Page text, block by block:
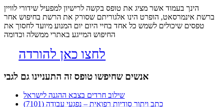
הינך בעמוד אשר מציג את טופס בקשה לרישיון למפעיל שידורי לוויין
ברשת אינמרסאט, הופרט הינו אלגוריתם שסורק את הרשת בחיפוש אחר
טפסים שיכולים לשמש כל אחד בחיי היום יום המנוע מיועד לחסוך את
החיפוש המייגע באתרי ממשלה וכדומה
לחצו כאן להורדה
אנשים שחיפשו טופס זה התעניינו גם לגבי
שילוב חרדים בצבא ההגנה לישראל
כתב ויתור סודיות רפואית – נפגעי עבודה (7101)